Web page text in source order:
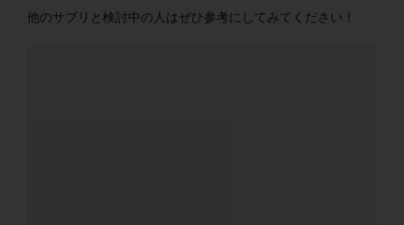
他のサプリと検討中の人はぜひ参考にしてみてください！